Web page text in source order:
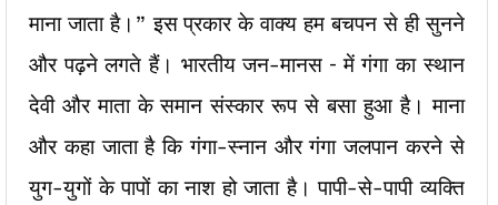
माना जाता है।” इस प्रकार के वाक्य हम बचपन से ही सुनने
और पढ़ने लगते हैं। भारतीय जन-मानस – में गंगा का स्थान
देवी और माता के समान संस्कार रूप से बसा हुआ है। माना
और कहा जाता है कि गंगा-स्नान और गंगा जलपान करने से
युग-युगों के पापों का नाश हो जाता है। पापी-से-पापी व्यक्ति